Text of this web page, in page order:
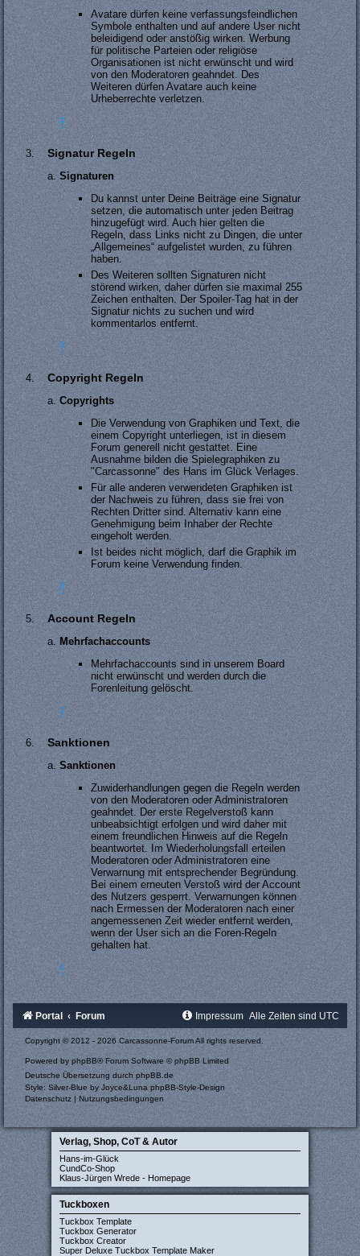
Avatare dürfen keine verfassungsfeindlichen
Symbole enthalten und auf andere User nicht
beleidigend oder anstößig wirken. Werbung
für politische Parteien oder religiöse
Organisationen ist nicht erwünscht und wird
von den Moderatoren geahndet. Des
Weiteren dürfen Avatare auch keine
Urheberrechte verletzen.
#
Signatur Regeln
Signaturen
Du kannst unter Deine Beiträge eine Signatur
setzen, die automatisch unter jeden Beitrag
hinzugefügt wird. Auch hier gelten die
Regeln, dass Links nicht zu Dingen, die unter
„Allgemeines“ aufgelistet wurden, zu führen
haben.
Des Weiteren sollten Signaturen nicht
störend wirken, daher dürfen sie maximal 255
Zeichen enthalten. Der Spoiler-Tag hat in der
Signatur nichts zu suchen und wird
kommentarlos entfernt.
#
Copyright Regeln
Copyrights
Die Verwendung von Graphiken und Text, die
einem Copyright unterliegen, ist in diesem
Forum generell nicht gestattet. Eine
Ausnahme bilden die Spielegraphiken zu
"Carcassonne" des Hans im Glück Verlages.
Für alle anderen verwendeten Graphiken ist
der Nachweis zu führen, dass sie frei von
Rechten Dritter sind. Alternativ kann eine
Genehmigung beim Inhaber der Rechte
eingeholt werden.
Ist beides nicht möglich, darf die Graphik im
Forum keine Verwendung finden.
#
Account Regeln
Mehrfachaccounts
Mehrfachaccounts sind in unserem Board
nicht erwünscht und werden durch die
Forenleitung gelöscht.
#
Sanktionen
Sanktionen
Zuwiderhandlungen gegen die Regeln werden
von den Moderatoren oder Administratoren
geahndet. Der erste Regelverstoß kann
unbeabsichtigt erfolgen und wird daher mit
einem freundlichen Hinweis auf die Regeln
beantwortet. Im Wiederholungsfall erteilen
Moderatoren oder Administratoren eine
Verwarnung mit entsprechender Begründung.
Bei einem erneuten Verstoß wird der Account
des Nutzers gesperrt. Verwarnungen können
nach Ermessen der Moderatoren nach einer
angemessenen Zeit wieder entfernt werden,
wenn der User sich an die Foren-Regeln
gehalten hat.
#
Portal Forum Alle Zeiten sind UTC
Impressum
Copyright © 2012 - 2026 Carcassonne-Forum All rights reserved.
Powered byphpBB® Forum Software © phpBB Limited
Deutsche Übersetzung durchphpBB.de
Style: Silver-Blue by Joyce&Luna phpBB-Style-Design
Datenschutz |Nutzungsbedingungen
Verlag, Shop, CoT & Autor
Hans-im-Glück
CundCo-Shop
Klaus-Jürgen Wrede - Homepage
Tuckboxen
Tuckbox Template
Tuckbox Generator
Tuckbox Creator
Super Deluxe Tuckbox Template Maker